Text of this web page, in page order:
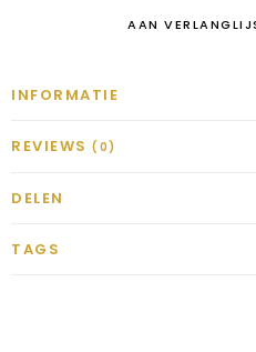
AAN
INFORMATIE
REVIEWS (0)
DELEN
TAGS